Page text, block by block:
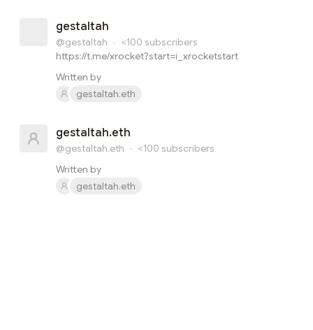
gestaltah
@gestaltah · <100 subscribers
https://t.me/xrocket?start=i_xrocketstart
Written by
gestaltah.eth
gestaltah.eth
@gestaltah.eth · <100 subscribers
Written by
gestaltah.eth